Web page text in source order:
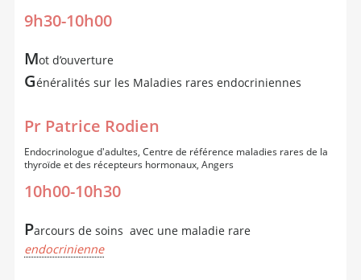
9h30-10h00
Mot d’ouverture
Généralités sur les Maladies rares endocriniennes
Pr Patrice Rodien
Endocrinologue d'adultes, Centre de référence maladies rares de la
thyroïde et des récepteurs hormonaux, Angers
10h00-10h30
Parcours de soins avec une maladie rare
endocrinienne